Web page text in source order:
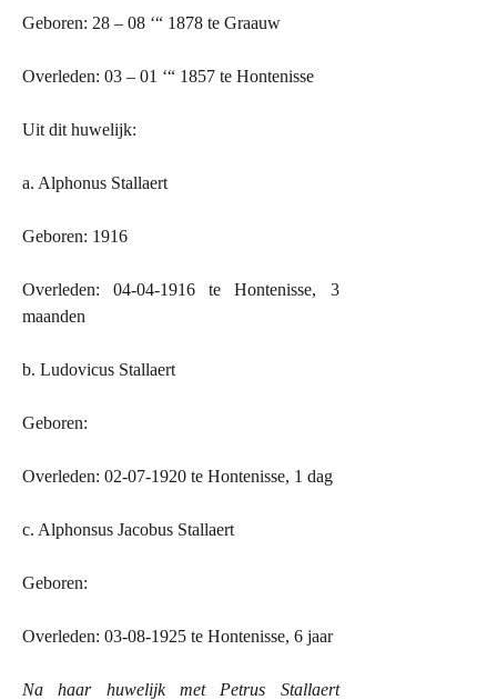
Geboren: 28 – 08 ‘“ 1878 te Graauw
Overleden: 03 – 01 ‘“ 1857 te Hontenisse
Uit dit huwelijk:
a. Alphonus Stallaert
Geboren: 1916
Overleden: 04-04-1916 te Hontenisse, 3
maanden
b. Ludovicus Stallaert
Geboren:
Overleden: 02-07-1920 te Hontenisse, 1 dag
c. Alphonsus Jacobus Stallaert
Geboren:
Overleden: 03-08-1925 te Hontenisse, 6 jaar
Na haar huwelijk met Petrus Stallaert